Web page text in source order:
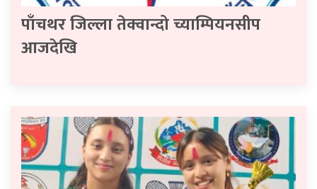
पाँचथर जिल्ला तेक्वान्दो च्याम्पियनसीप
आजदेखि